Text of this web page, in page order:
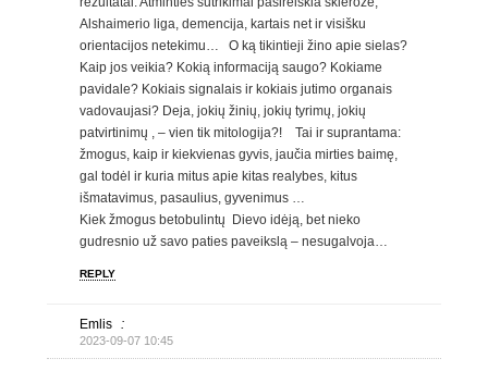
Alshaimerio liga, demencija, kartais net ir visišku
orientacijos netekimu… O ką tikintieji žino apie sielas?
Kaip jos veikia? Kokią informaciją saugo? Kokiame
pavidale? Kokiais signalais ir kokiais jutimo organais
vadovaujasi? Deja, jokių žinių, jokių tyrimų, jokių
patvirtinimų , – vien tik mitologija?! Tai ir suprantama:
žmogus, kaip ir kiekvienas gyvis, jaučia mirties baimę,
gal todėl ir kuria mitus apie kitas realybes, kitus
išmatavimus, pasaulius, gyvenimus …
Kiek žmogus betobulintų Dievo idėją, bet nieko
gudresnio už savo paties paveikslą – nesugalvoja…
REPLY
Emlis :
2023-09-07 10:45